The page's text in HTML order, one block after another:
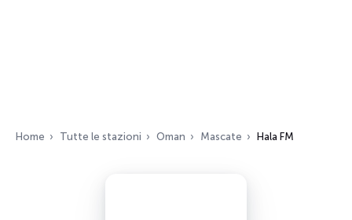
Home Tutte le stazioni Oman Mascate Hala FM